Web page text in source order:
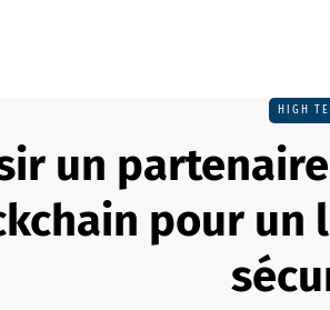
HIGH
un
pour un